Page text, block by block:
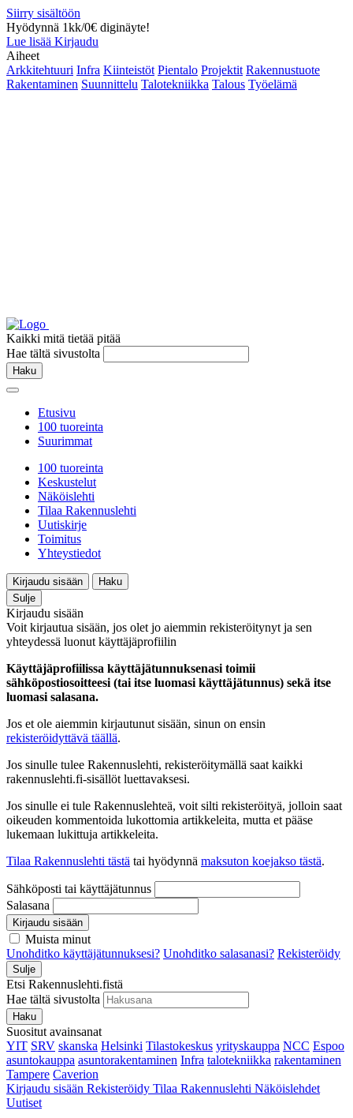
Siirry sisältöön
Hyödynnä 1kk/0€ diginäyte!
Lue lisää Kirjaudu
Aiheet
Arkkitehtuuri Infra Kiinteistöt Pientalo Projektit Rakennustuote
Rakentaminen Suunnittelu Talotekniikka Talous Työelämä
Kaikki mitä tietää pitää
Hae tältä sivustolta
Haku
Etusivu
100 tuoreinta
Suurimmat
100 tuoreinta
Keskustelut
Näköislehti
Tilaa Rakennuslehti
Uutiskirje
Toimitus
Yhteystiedot
Kirjaudu sisään
Haku
Sulje
Kirjaudu sisään
Voit kirjautua sisään, jos olet jo aiemmin rekisteröitynyt ja sen
yhteydessä luonut käyttäjäprofiilin
Käyttäjäprofiilissa käyttäjätunnuksenasi toimii
sähköpostiosoitteesi (tai itse luomasi käyttäjätunnus) sekä itse
luomasi salasana.
Jos et ole aiemmin kirjautunut sisään, sinun on ensin
rekisteröidyttävä täällä.
Jos sinulle tulee Rakennuslehti, rekisteröitymällä saat kaikki
rakennuslehti.fi-sisällöt luettavaksesi.
Jos sinulle ei tule Rakennuslehteä, voit silti rekisteröityä, jolloin saat
oikeuden kommentoida lukottomia artikkeleita, mutta et pääse
lukemaan lukittuja artikkeleita.
Tilaa Rakennuslehti tästä tai hyödynnä maksuton koejakso tästä.
Sähköposti tai käyttäjätunnus
Salasana
Kirjaudu sisään
Muista minut
Unohditko käyttäjätunnuksesi? Unohditko salasanasi? Rekisteröidy
Sulje
Etsi Rakennuslehti.fistä
Hae tältä sivustolta
Haku
Suositut avainsanat
YIT SRV skanska Helsinki Tilastokeskus yrityskauppa NCC Espoo
asuntokauppa asuntorakentaminen Infra talotekniikka rakentaminen
Tampere Caverion
Kirjaudu sisään Rekisteröidy Tilaa Rakennuslehti Näköislehdet
Uutiset